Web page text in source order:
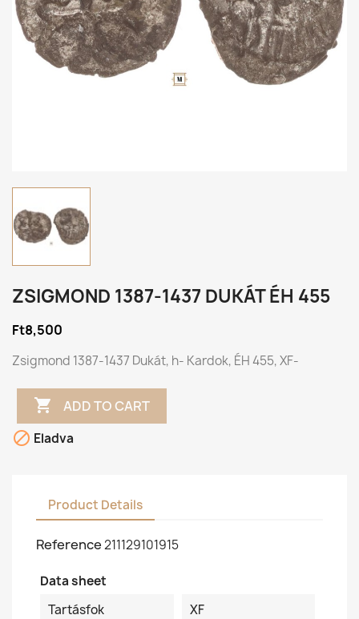
ZSIGMOND 1387-1437 DUKÁT ÉH 455
Ft8,500
Zsigmond 1387-1437 Dukát, h- Kardok, ÉH 455, XF-
 ADD TO CART
 Eladva
Product Details
Reference211129101915
Data sheet
Tartásfok
XF